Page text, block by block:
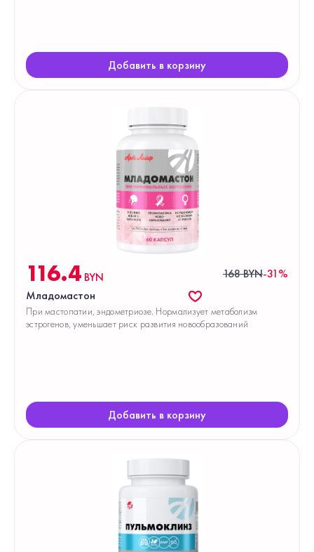
Добавить в корзину
116.4 BYN 168 BYN-31%
Младомастон
При мастопатии, эндометриозе. Нормализует метаболизм
эстрогенов, уменьшает риск развития новообразований
Добавить в корзину